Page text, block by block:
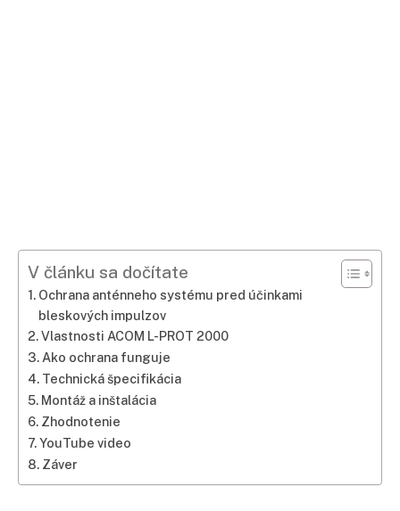
V článku sa dočítate
Ochrana anténneho systému pred účinkami
bleskových impulzov
Vlastnosti ACOM L-PROT 2000
Ako ochrana funguje
Technická špecifikácia
Montáž a inštalácia
Zhodnotenie
YouTube video
Záver